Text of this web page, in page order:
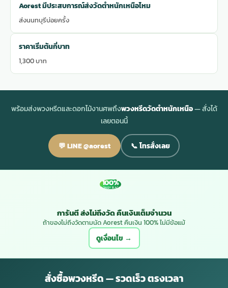
Aorest มีประสบการณ์ส่งวัดตำหนักเหนือไหม
ส่งนนทบุรีบ่อยครั้ง
ราคาเริ่มต้นกี่บาท
1,300 บาท
พร้อมส่งพวงหรีดและดอกไม้งานศพถึงพวงหรีดวัดตำหนักเหนือ— สั่งได้
เลยตอนนี้
💬 LINE @aorest 📞 โทรสั่งเลย
100%
MONEY BACK
การันตี ส่งไม่ถึงวัด คืนเงินเต็มจำนวน
ถ้าของไม่ถึงวัดตามนัด Aorest คืนเงิน 100% ไม่มีข้อแม้
ดูเงื่อนไข →
สั่งซื้อพวงหรีด — รวดเร็ว ตรงเวลา